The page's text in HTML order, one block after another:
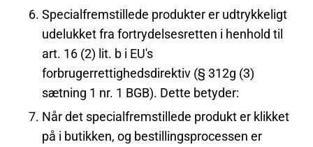
Specialfremstillede produkter er udtrykkeligt
udelukket fra fortrydelsesretten i henhold til
art. 16 (2) lit. b i EU's
forbrugerrettighedsdirektiv (§ 312g (3)
sætning 1 nr. 1 BGB). Dette betyder:
Når det specialfremstillede produkt er klikket
på i butikken, og bestillingsprocessen er